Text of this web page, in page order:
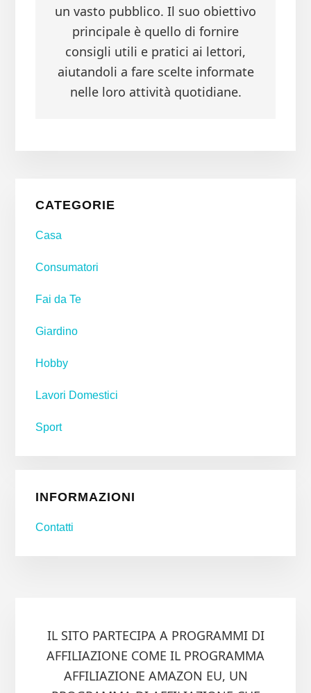
un vasto pubblico. Il suo obiettivo
principale è quello di fornire
consigli utili e pratici ai lettori,
aiutandoli a fare scelte informate
nelle loro attività quotidiane.
Primary
Sidebar
CATEGORIE
Casa
Consumatori
Fai da Te
Giardino
Hobby
Lavori Domestici
Sport
INFORMAZIONI
Contatti
IL SITO PARTECIPA A PROGRAMMI DI
AFFILIAZIONE COME IL PROGRAMMA
AFFILIAZIONE AMAZON EU, UN